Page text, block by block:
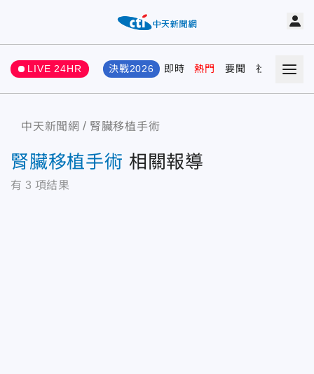
LIVE 24HR 決戰2026 即時 熱門 要聞 社會 娛樂
中天新聞網 腎臟移植手術
腎臟移植手術 相關報導
有 3 項結果